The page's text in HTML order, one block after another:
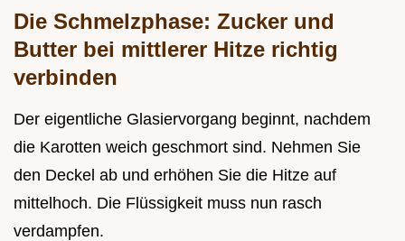
Die Schmelzphase: Zucker und
Butter bei mittlerer Hitze richtig
verbinden
Der eigentliche Glasiervorgang beginnt, nachdem
die Karotten weich geschmort sind. Nehmen Sie
den Deckel ab und erhöhen Sie die Hitze auf
mittelhoch. Die Flüssigkeit muss nun rasch
verdampfen.